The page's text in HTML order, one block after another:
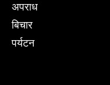
अपराध
बिचार
पर्यटन